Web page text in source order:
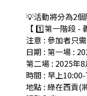
💡活動將分為2
【 1️⃣第一階段 -
注意 : 參加者只
日期 : 第一場 :
第二場 : 2025年
時間 : 早上
地點 : 綠在西貢(